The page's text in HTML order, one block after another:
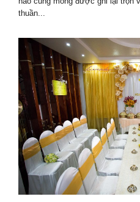
thuần...